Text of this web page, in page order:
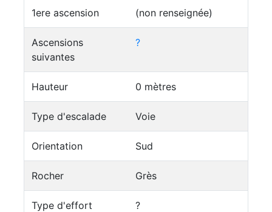
1ere ascension (non renseignée)
Ascensions
suivantes
?
Hauteur 0 mètres
Type d'escalade Voie
Orientation Sud
Rocher Grès
Type d'effort ?